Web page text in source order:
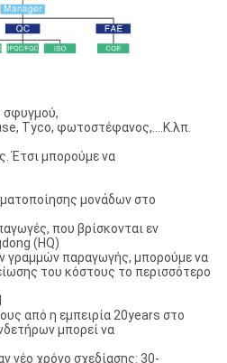
σφυγμού,
Tyco, φωτοστέφανος,….Κ.λπ.
Έτσι μπορούμε να
μονάδων στο
που βρίσκονται εν
(HQ)
γραμμών παραγωγής, μπορούμε να
του κόστους το περισσότερο
από η εμπειρία 20years στο
μπορεί να
νέο χρόνο σχεδίασης: 30-